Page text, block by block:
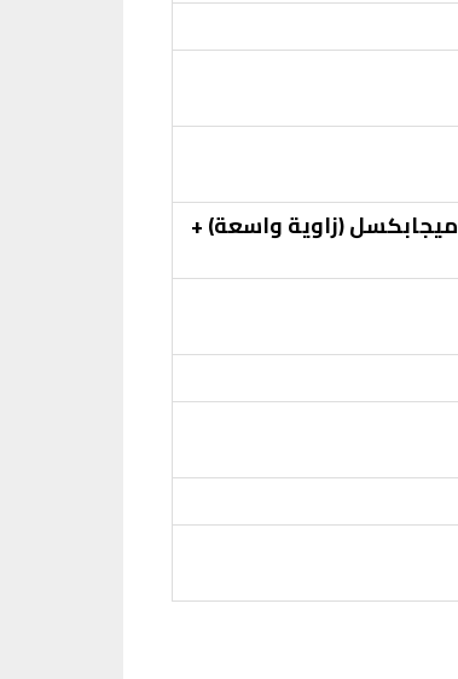
48 ميجابكسل (رئيسية) + 8 ميجابكسل (زاوية واسعة) +